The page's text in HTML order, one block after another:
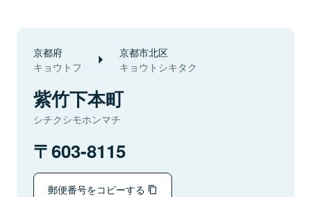
京都府
キョウトフ
京都市北区
キョウトシキタク
紫竹下本町
シチクシモホンマチ
603-8115
郵便番号をコピーする